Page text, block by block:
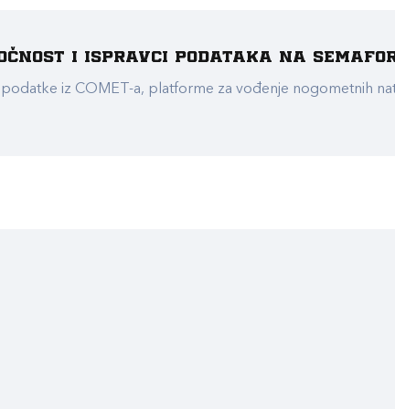
i ispravci podataka na
iz COMET-a, platforme za vođenje nogometnih